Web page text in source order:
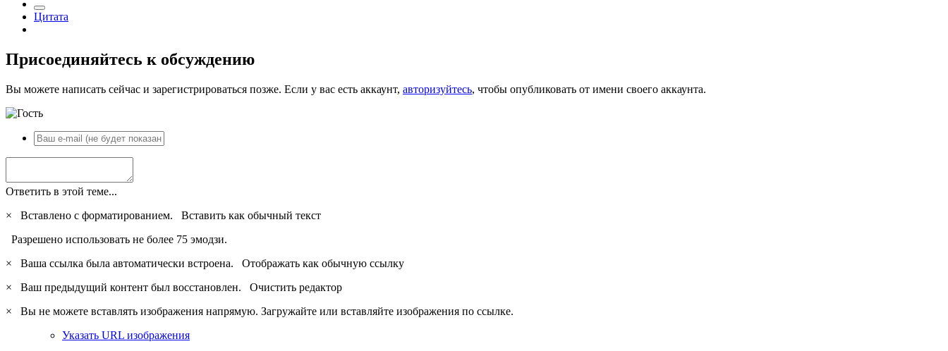
Цитата
Присоединяйтесь к обсуждению
Вы можете написать сейчас и зарегистрироваться позже. Если у вас есть аккаунт, авторизуйтесь, чтобы опубликовать от имени своего аккаунта.
Ответить в этой теме...
×
Вставлено с форматированием. Вставить как обычный текст
Разрешено использовать не более 75 эмодзи.
×
Ваша ссылка была автоматически встроена. Отображать как обычную ссылку
×
Ваш предыдущий контент был восстановлен. Очистить редактор
×
Вы не можете вставлять изображения напрямую. Загружайте или вставляйте изображения по ссылке.
Указать URL изображения